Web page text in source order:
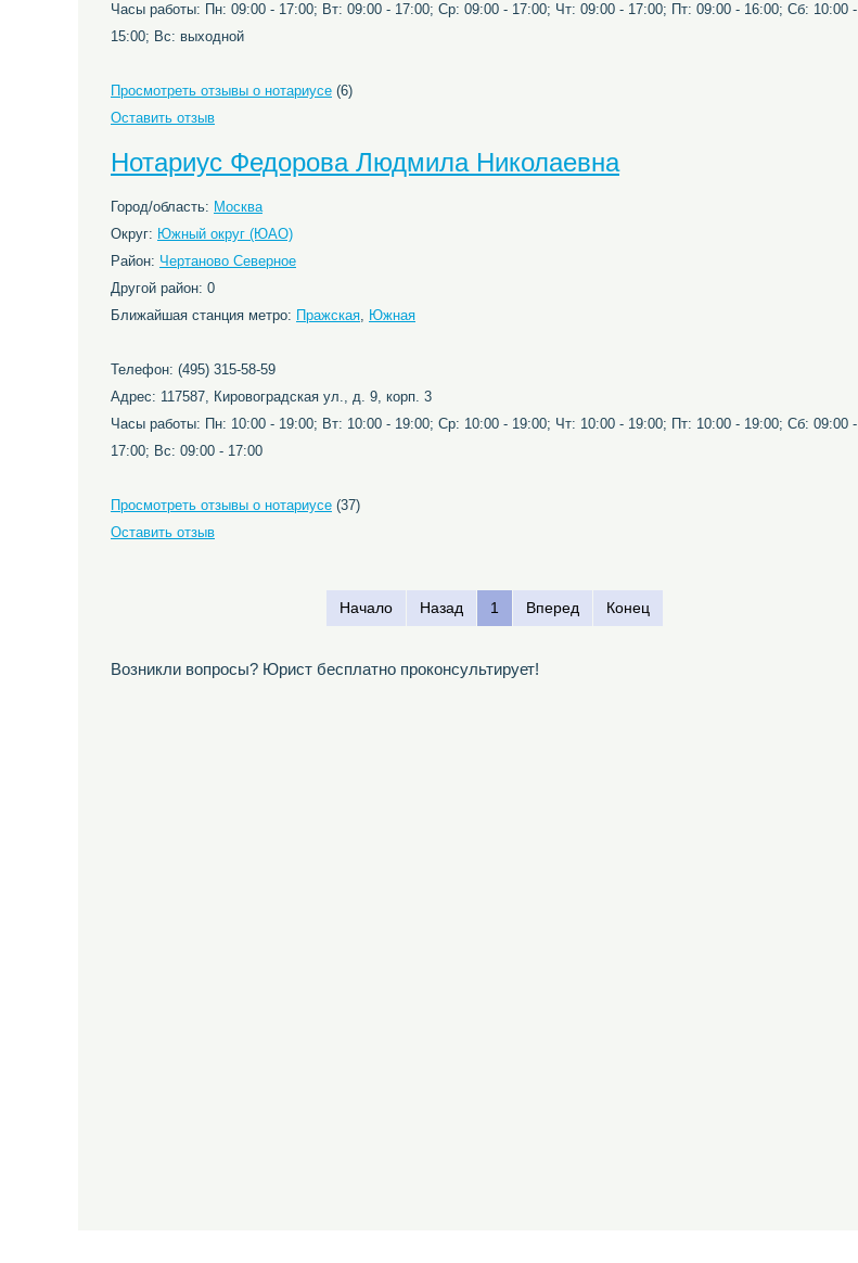
Часы работы: Пн: 09:00 - 17:00; Вт: 09:00 - 17:00; Ср: 09:00 - 17:00; Чт: 09:00 - 17:00; Пт: 09:00 - 16:00; Сб: 10:00 -
15:00; Вс: выходной
Просмотреть отзывы о нотариусе (6)
Оставить отзыв
Нотариус Федорова Людмила Николаевна
Город/область: Москва
Округ: Южный округ (ЮАО)
Район: Чертаново Северное
Другой район: 0
Ближайшая станция метро: Пражская, Южная
Телефон: (495) 315-58-59
Адрес: 117587, Кировоградская ул., д. 9, корп. 3
Часы работы: Пн: 10:00 - 19:00; Вт: 10:00 - 19:00; Ср: 10:00 - 19:00; Чт: 10:00 - 19:00; Пт: 10:00 - 19:00; Сб: 09:00 -
17:00; Вс: 09:00 - 17:00
Просмотреть отзывы о нотариусе (37)
Оставить отзыв
Начало Назад 1 Вперед Конец
Возникли вопросы? Юрист бесплатно проконсультирует!